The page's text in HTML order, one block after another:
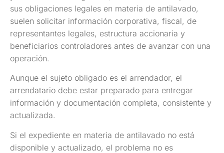
sus obligaciones legales en materia de antilavado,
suelen solicitar información corporativa, fiscal, de
representantes legales, estructura accionaria y
beneficiarios controladores antes de avanzar con una
operación.
Aunque el sujeto obligado es el arrendador, el
arrendatario debe estar preparado para entregar
información y documentación completa, consistente y
actualizada.
Si el expediente en materia de antilavado no está
disponible y actualizado, el problema no es